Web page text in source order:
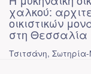
χαλκού:
οικιστικών
στη Θεσσαλία
Τσιτσάνη,